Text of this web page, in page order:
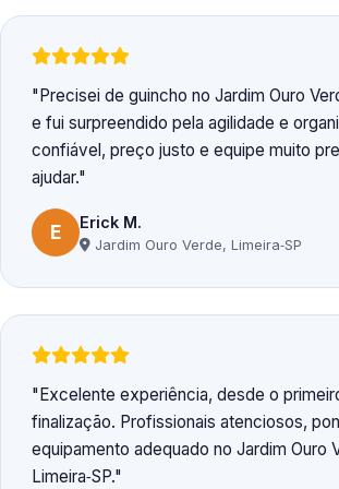
Precisei de guincho no Jardim Ouro
e fui surpreendido pela agilidade e
confiável, preço justo e equipe muito
ajudar.
E Erick M.
Jardim Ouro Verde, Limeira‑SP
Excelente experiência, desde o
finalização. Profissionais atenciosos,
equipamento adequado no Jardim Ouro
Limeira‑SP.